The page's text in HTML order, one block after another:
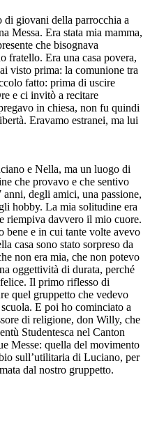
giovani della parrocchia a
Messa. Era stata mia mamma,
che bisognava
fratello. Era una casa povera,
visto prima: la comunione tra
fatto: prima di uscire
e ci invitò a recitare
in chiesa, non fu quindi
Eravamo estranei, ma lui
e Nella, ma un luogo di
che provavo e che sentivo
degli amici, una passione,
hobby. La mia solitudine era
riempiva davvero il mio cuore.
bene e in cui tante volte avevo
casa sono stato sorpreso da
non era mia, che non potevo
oggettività di durata, perché
Il primo riflesso di
quel gruppetto che vedevo
E poi ho cominciato a
di religione, don Willy, che
Studentesca nel Canton
Messe: quella del movimento
sull’utilitaria di Luciano, per
dal nostro gruppetto.